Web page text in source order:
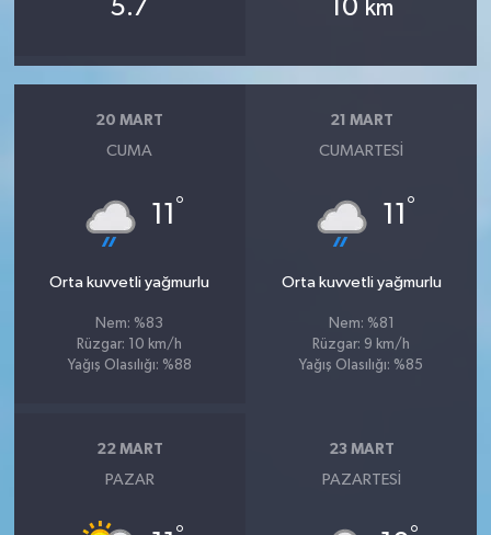
5.7 10 km
20 MART
CUMA
11 °
Orta kuvvetli yağmurlu
Nem: %83
Rüzgar: 10 km/h
Yağış Olasılığı: %88
21 MART
CUMARTESI
11 °
Orta kuvvetli yağmurlu
Nem: %81
Rüzgar: 9 km/h
Yağış Olasılığı: %85
22 MART
PAZAR
23 MART
PAZARTESI